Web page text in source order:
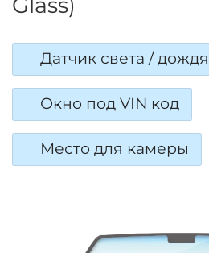
Датчик света / дождя
Окно под VIN код
Место для камеры